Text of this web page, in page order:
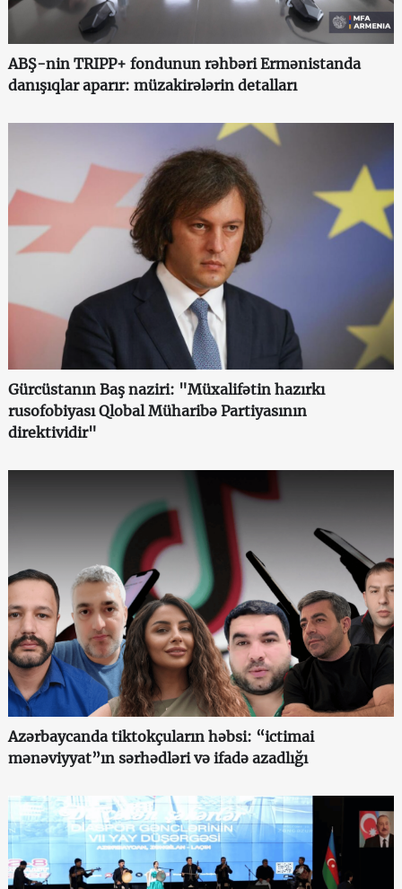
ABŞ-nin TRIPP+ fondunun rəhbəri Ermənistanda
danışıqlar aparır: müzakirələrin detalları
Gürcüstanın Baş naziri: "Müxalifətin hazırkı
rusofobiyası Qlobal Müharibə Partiyasının
direktividir"
Azərbaycanda tiktokçuların həbsi: “ictimai
mənəviyyat”ın sərhədləri və ifadə azadlığı